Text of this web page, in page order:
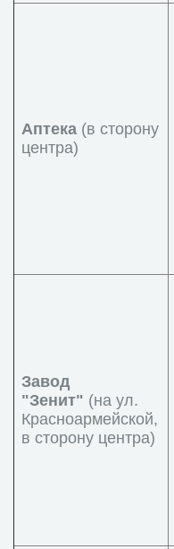
Аптека (в сторону
центра)
Завод
"Зенит" (на ул.
Красноармейской,
в сторону центра)